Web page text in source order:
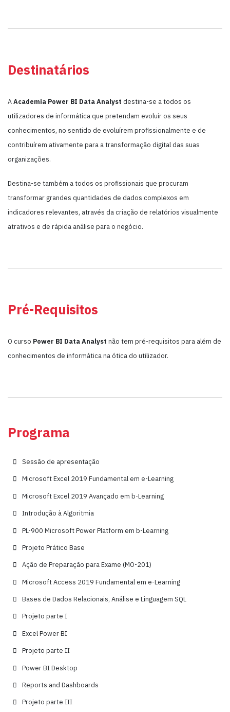
Destinatários
AAcademia Power BI Data Analyst destina-se a todos os
utilizadores de informática que pretendam evoluir os seus
conhecimentos, no sentido de evoluírem profissionalmente e de
contribuírem ativamente para a transformação digital das suas
organizações.
Destina-se também a todos os profissionais que procuram
transformar grandes quantidades de dados complexos em
indicadores relevantes, através da criação de relatórios visualmente
atrativos e de rápida análise para o negócio.
Pré-Requisitos
O curso Power BI Data Analyst não tem pré-requisitos para além de
conhecimentos de informática na ótica do utilizador.
Programa
Sessão de apresentação
Microsoft Excel 2019 Fundamental em e-Learning
Microsoft Excel 2019 Avançado em b-Learning
Introdução à Algoritmia
PL-900 Microsoft Power Platform em b-Learning
Projeto Prático Base
Ação de Preparação para Exame (MO-201)
Microsoft Access 2019 Fundamental em e-Learning
Bases de Dados Relacionais, Análise e Linguagem SQL
Projeto parte I
Excel Power BI
Projeto parte II
Power BI Desktop
Reports and Dashboards
Projeto parte III